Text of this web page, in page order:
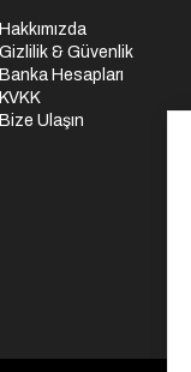
Hakkımızda
Gizlilik & Güvenlik
Banka Hesapları
KVKK
Bize Ulaşın